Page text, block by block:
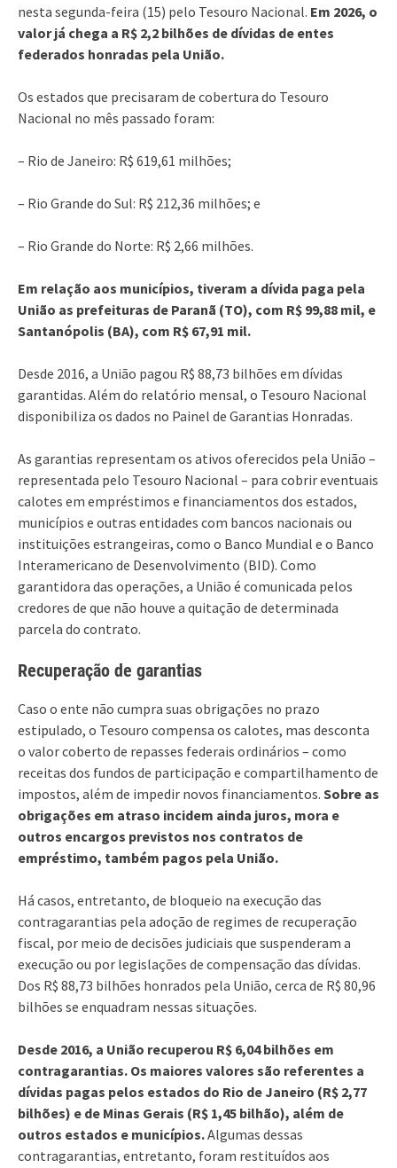
nesta segunda-feira (15) pelo Tesouro Nacional. Em 2026, o
valor já chega a R$ 2,2 bilhões de dívidas de entes
federados honradas pela União.
Os estados que precisaram de cobertura do Tesouro
Nacional no mês passado foram:
– Rio de Janeiro: R$ 619,61 milhões;
– Rio Grande do Sul: R$ 212,36 milhões; e
– Rio Grande do Norte: R$ 2,66 milhões.
Em relação aos municípios, tiveram a dívida paga pela
União as prefeituras de Paranã (TO), com R$ 99,88 mil, e
Santanópolis (BA), com R$ 67,91 mil.
Desde 2016, a União pagou R$ 88,73 bilhões em dívidas
garantidas. Além do relatório mensal, o Tesouro Nacional
disponibiliza os dados no Painel de Garantias Honradas.
As garantias representam os ativos oferecidos pela União –
representada pelo Tesouro Nacional – para cobrir eventuais
calotes em empréstimos e financiamentos dos estados,
municípios e outras entidades com bancos nacionais ou
instituições estrangeiras, como o Banco Mundial e o Banco
Interamericano de Desenvolvimento (BID). Como
garantidora das operações, a União é comunicada pelos
credores de que não houve a quitação de determinada
parcela do contrato.
Recuperação de garantias
Caso o ente não cumpra suas obrigações no prazo
estipulado, o Tesouro compensa os calotes, mas desconta
o valor coberto de repasses federais ordinários – como
receitas dos fundos de participação e compartilhamento de
impostos, além de impedir novos financiamentos. Sobre as
obrigações em atraso incidem ainda juros, mora e
outros encargos previstos nos contratos de
empréstimo, também pagos pela União.
Há casos, entretanto, de bloqueio na execução das
contragarantias pela adoção de regimes de recuperação
fiscal, por meio de decisões judiciais que suspenderam a
execução ou por legislações de compensação das dívidas.
Dos R$ 88,73 bilhões honrados pela União, cerca de R$ 80,96
bilhões se enquadram nessas situações.
Desde 2016, a União recuperou R$ 6,04 bilhões em
contragarantias. Os maiores valores são referentes a
dívidas pagas pelos estados do Rio de Janeiro (R$ 2,77
bilhões) e de Minas Gerais (R$ 1,45 bilhão), além de
outros estados e municípios.Algumas dessas
contragarantias, entretanto, foram restituídos aos